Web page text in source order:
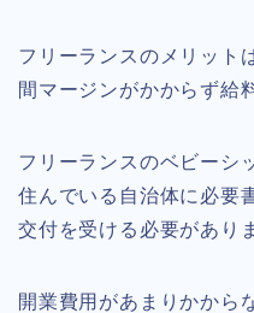
フリーランスのメリット
間マージンがかからず給
フリーランスのベビーシ
住んでいる自治体に必要
交付を受ける必要があり
開業費用があまりかから